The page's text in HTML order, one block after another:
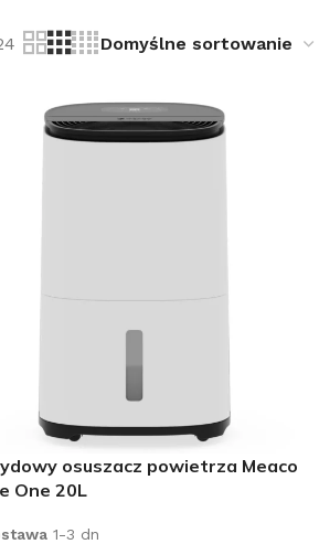
osuszacz powietrza Meaco
One 20L
1-3 dn